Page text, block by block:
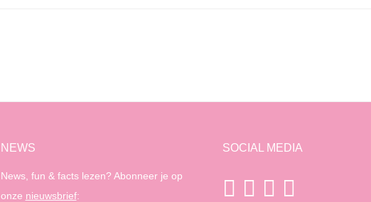
NEWS
News, fun & facts lezen? Abonneer je op
onze nieuwsbrief:
SOCIAL MEDIA